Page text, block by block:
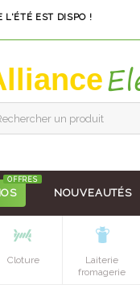
L'ÉTÉ EST DISPO !
un produit
OFFRES
NOUVEAUTÉS
Cloture
Laiterie
fromagerie